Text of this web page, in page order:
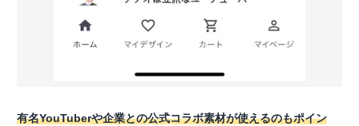
有名YouTuberや企業との公式コラボ素材が使えるのもポイン